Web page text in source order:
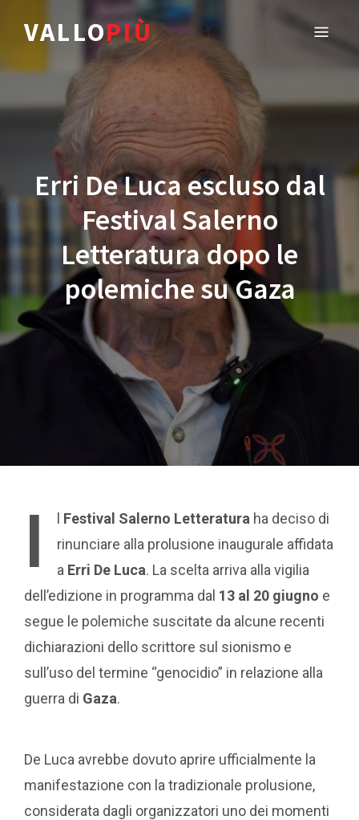
VALLOPIÙ
Erri De Luca escluso dal
Festival Salerno
Letteratura dopo le
polemiche su Gaza
I Festival Salerno Letteratura ha deciso di
rinunciare alla prolusione inaugurale affidata
a Erri De Luca. La scelta arriva alla vigilia
dell’edizione in programma dal 13 al 20 giugno e
segue le polemiche suscitate da alcune recenti
dichiarazioni dello scrittore sul sionismo e
sull’uso del termine “genocidio” in relazione alla
guerra di Gaza.
De Luca avrebbe dovuto aprire ufficialmente la
manifestazione con la tradizionale prolusione,
considerata dagli organizzatori uno dei momenti